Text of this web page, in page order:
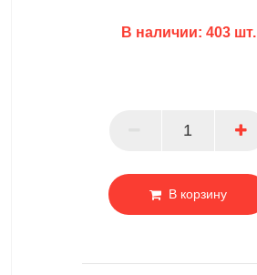
В наличии: 403шт.
В корзину